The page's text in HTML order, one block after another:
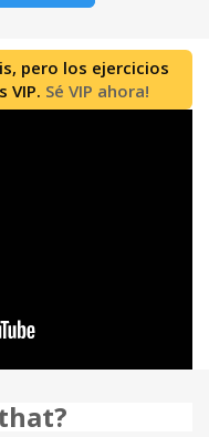
pero los ejercicios
VIP. Sé VIP ahora!